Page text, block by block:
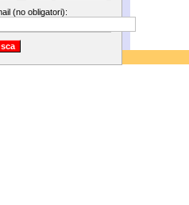
(no obligatori):